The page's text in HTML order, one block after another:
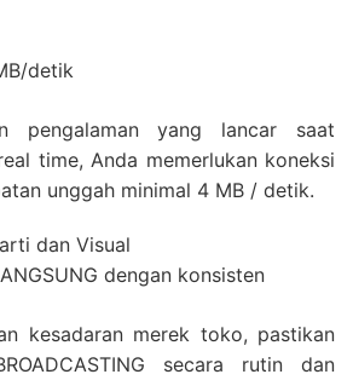
detik
pengalaman yang lancar saat
time, Anda memerlukan koneksi
unggah minimal 4 MB / detik.
dan Visual
dengan konsisten
kesadaran merek toko, pastikan
secara rutin dan